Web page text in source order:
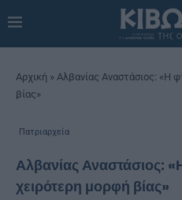
Αρχική » Αλβανίας Αναστάσιος: «Η
βίας»
Πατριαρχεία
Αλβανίας Αναστάσιος:
χειρότερη μορφή βίας»